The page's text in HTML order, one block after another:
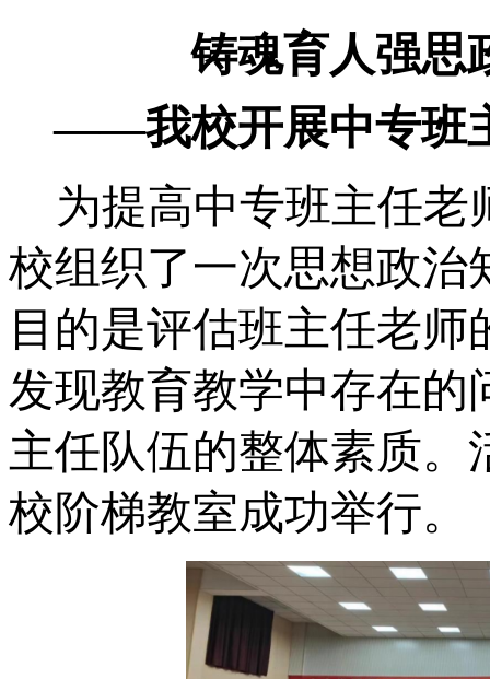
铸魂育人强思
——我校开展中专班
为提高中专班主任
校组织了一次思想政治
目的是评估班主任老
发现教育教学中存在的
主任队伍的整体素质。
校阶梯教室成功举行。